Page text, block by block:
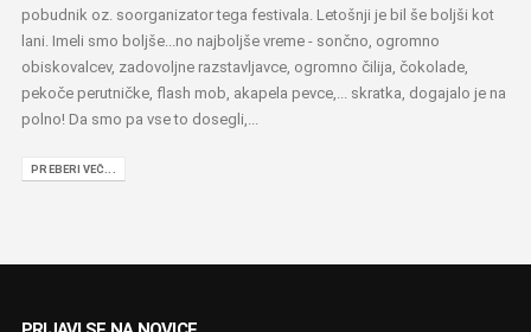
pobudnik oz. soorganizator tega festivala. Letošnji je bil še boljši kot
lani. Imeli smo boljše...no najboljše vreme - sončno, ogromno
obiskovalcev, zadovoljne razstavljavce, ogromno čilija, čokolade,
pekoče perutničke, flash mob, akapela pevce,... skratka, dogajalo je na
polno! Da smo pa vse to dosegli,...
PREBERI VEČ...